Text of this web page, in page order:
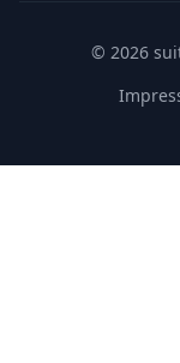
© 2026